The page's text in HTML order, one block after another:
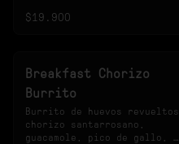
habanero.
$19.900
Breakfast Chorizo
Burrito
Burrito de huevos revueltos,
chorizo santarrosano,
guacamole, pico de gallo,